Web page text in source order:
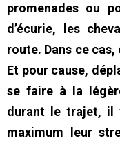
promenades ou
d’écurie, les
route. Dans ce cas,
Et pour cause,
se faire à la
durant le trajet, il
maximum leur